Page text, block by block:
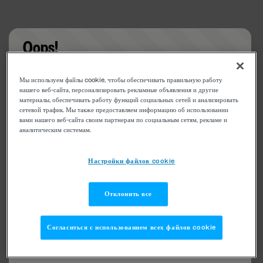
Oops!
Something went wrong. Please try refreshing the
app
Мы используем файлы cookie, чтобы обеспечивать правильную работу
нашего веб-сайта, персонализировать рекламные объявления и другие
материалы, обеспечивать работу функций социальных сетей и анализировать
сетевой трафик. Мы также предоставляем информацию об использовании
вами нашего веб-сайта своим партнерам по социальным сетям, рекламе и
аналитическим системам.
Настройки файлов cookie
Отклонить все
Согласиться с использованием всех файлов cookie